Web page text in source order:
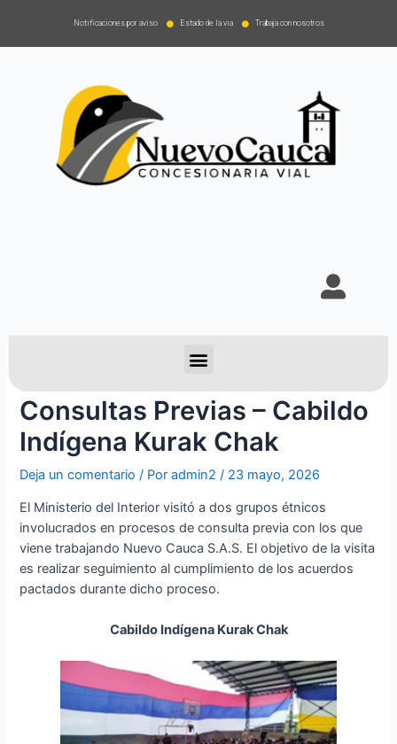
Notificaciones por aviso Estado de la via Trabaja con nosotros
Consultas Previas – Cabildo
Indígena Kurak Chak
Deja un comentario / Poradmin2 / 23 mayo, 2026
El Ministerio del Interior visitó a dos grupos étnicos
involucrados en procesos de consulta previa con los que
viene trabajando Nuevo Cauca S.A.S. El objetivo de la visita
es realizar seguimiento al cumplimiento de los acuerdos
pactados durante dicho proceso.
Cabildo Indígena Kurak Chak